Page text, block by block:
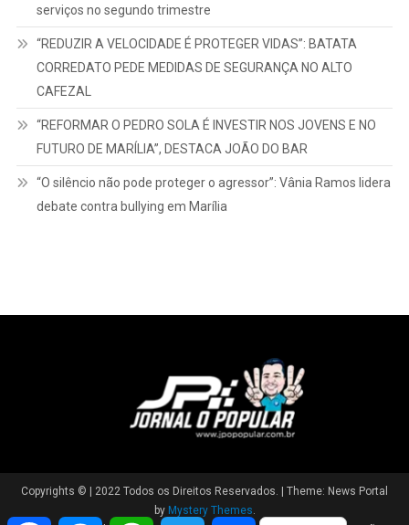
VULNERÁVEL É CAPTURADO PELA PM EM POMPEIA
“Receitas resilientes”: Bradesco alcança R$ 10,5 bilhões com
serviços no segundo trimestre
“REDUZIR A VELOCIDADE É PROTEGER VIDAS”: BATATA
CORREDATO PEDE MEDIDAS DE SEGURANÇA NO ALTO
CAFEZAL
“REFORMAR O PEDRO SOLA É INVESTIR NOS JOVENS E NO
FUTURO DE MARÍLIA”, DESTACA JOÃO DO BAR